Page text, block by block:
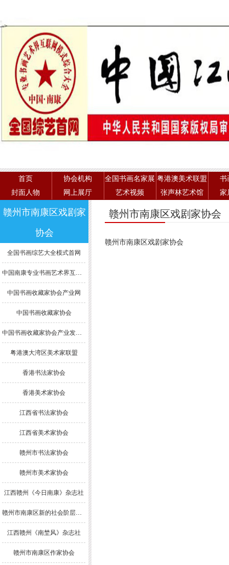
-->
首页 协会机构 全国书画名家展 粤港澳美术联盟
书
封面人物
网上展厅 艺术视频 张声林艺术馆 家
赣州市南康区戏剧家
协会
全国书画综艺大全模式首网
中国南康专业书画艺术界互联网模式综合大全
中国书画收藏家协会产业网
中国书画收藏家协会
中国书画收藏家协会产业发展委员会
粤港澳大湾区美术家联盟
香港书法家协会
香港美术家协会
江西省书法家协会
江西省美术家协会
赣州市书法家协会
赣州市美术家协会
江西赣州《今日南康》杂志社
赣州市南康区新的社会阶层人士联谊会
江西赣州《南埜风》杂志社
赣州市南康区作家协会
赣州市南康区戏剧家协会
赣州市南康区戏剧家协会